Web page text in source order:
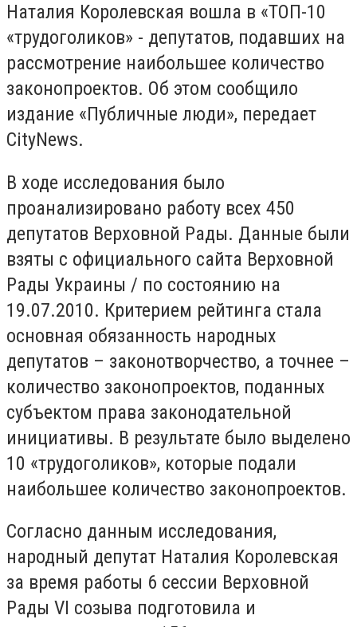
Наталия Королевская вошла в «ТОП-10
«трудоголиков» - депутатов, подавших на
рассмотрение наибольшее количество
законопроектов. Об этом сообщило
издание «Публичные люди», передает
CityNews.
В ходе исследования было
проанализировано работу всех 450
депутатов Верховной Рады. Данные были
взяты с официального сайта Верховной
Рады Украины / по состоянию на
19.07.2010. Критерием рейтинга стала
основная обязанность народных
депутатов – законотворчество, а точнее –
количество законопроектов, поданных
субъектом права законодательной
инициативы. В результате было выделено
10 «трудоголиков», которые подали
наибольшее количество законопроектов.
Согласно данным исследования,
народный депутат Наталия Королевская
за время работы 6 сессии Верховной
Рады VI созыва подготовила и